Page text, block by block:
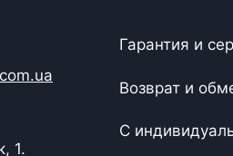
1.
Гарантия и
Возврат и
С